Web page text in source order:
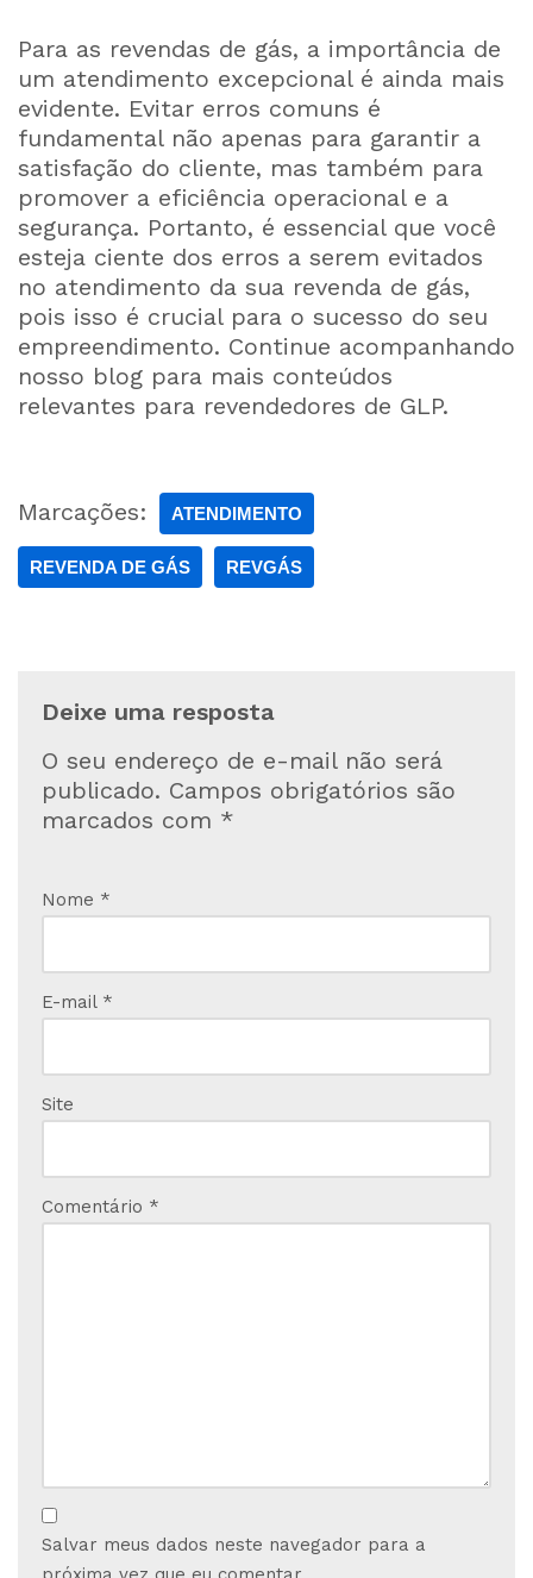
Para as revendas de gás, a importância de
um atendimento excepcional é ainda mais
evidente. Evitar erros comuns é
fundamental não apenas para garantir a
satisfação do cliente, mas também para
promover a eficiência operacional e a
segurança. Portanto, é essencial que você
esteja ciente dos erros a serem evitados
no atendimento da sua revenda de gás,
pois isso é crucial para o sucesso do seu
empreendimento. Continue acompanhando
nosso blog para mais conteúdos
relevantes para revendedores de GLP.
Marcações: ATENDIMENTO
REVENDA DE GÁS REVGÁS
Deixe uma resposta
O seu endereço de e-mail não será
publicado. Campos obrigatórios são
marcados com *
Nome *
E-mail *
Site
Comentário *
Salvar meus dados neste navegador para a